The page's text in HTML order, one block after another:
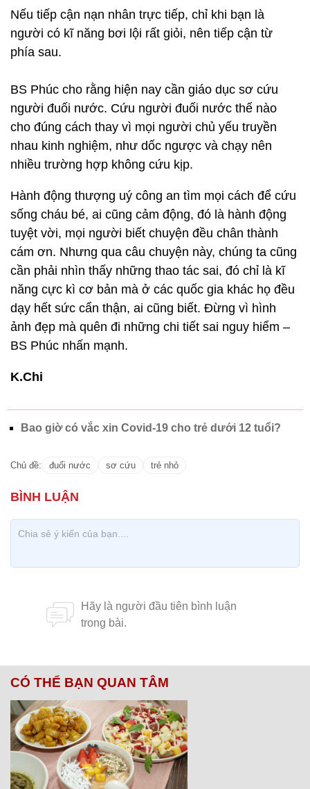
Nếu tiếp cận nạn nhân trực tiếp, chỉ khi bạn là
người có kĩ năng bơi lội rất giỏi, nên tiếp cận từ
phía sau.
BS Phúc cho rằng hiện nay cần giáo dục sơ cứu
người đuối nước. Cứu người đuối nước thế nào
cho đúng cách thay vì mọi người chủ yếu truyền
nhau kinh nghiệm, như dốc ngược và chạy nên
nhiều trường hợp không cứu kịp.
Hành động thượng uý công an tìm mọi cách để cứu
sống cháu bé, ai cũng cảm động, đó là hành động
tuyệt vời, mọi người biết chuyện đều chân thành
cám ơn. Nhưng qua câu chuyện này, chúng ta cũng
cần phải nhìn thấy những thao tác sai, đó chỉ là kĩ
năng cực kì cơ bản mà ở các quốc gia khác họ đều
dạy hết sức cẩn thận, ai cũng biết. Đừng vì hình
ảnh đẹp mà quên đi những chi tiết sai nguy hiểm –
BS Phúc nhấn mạnh.
K.Chi
Bao giờ có vắc xin Covid-19 cho trẻ dưới 12 tuổi?
Chủ đề: đuối nước sơ cứu trẻ nhỏ
CÓ THỂ BẠN QUAN TÂM